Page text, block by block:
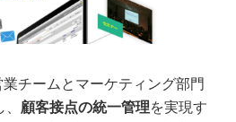
チームとマーケティング部門
顧客接点の統一管理を実現す